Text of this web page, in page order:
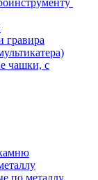
гравира
чашки, с
по металлу